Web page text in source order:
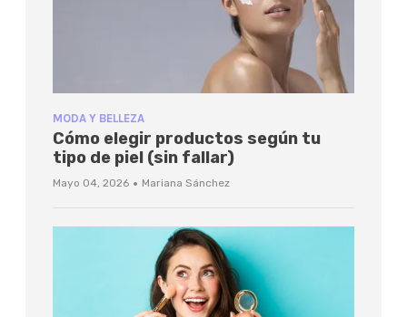
MODA Y BELLEZA
Cómo elegir productos según tu
tipo de piel (sin fallar)
Mayo 04, 2026 · Mariana Sánchez